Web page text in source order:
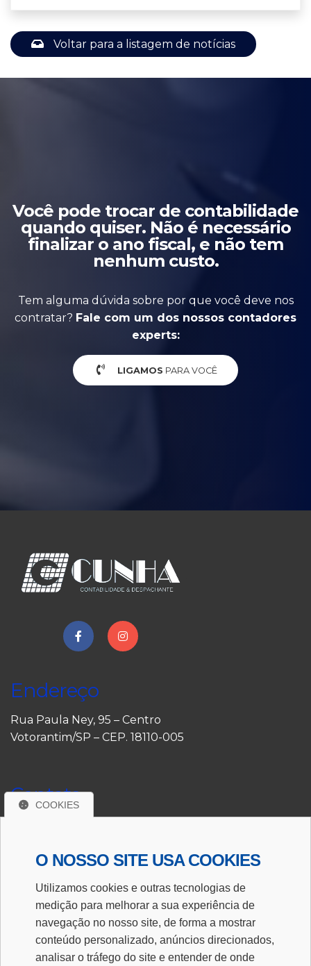
Voltar para a listagem de notícias
Você pode trocar de contabilidade
quando quiser. Não é necessário
finalizar o ano fiscal, e não tem
nenhum custo.
Tem alguma dúvida sobre por que você deve nos
contratar? Fale com um dos nossos contadores
experts:
LIGAMOS PARA VOCÊ
Endereço
Rua Paula Ney, 95 – Centro
Votorantim/SP – CEP. 18110-005
Contato
(15) 3243-2847
E-mail
financeiro@escritoriocunha.com.br
COOKIES
O NOSSO SITE USA COOKIES
Utilizamos cookies e outras tecnologias de
medição para melhorar a sua experiência de
navegação no nosso site, de forma a mostrar
conteúdo personalizado, anúncios direcionados,
analisar o tráfego do site e entender de onde